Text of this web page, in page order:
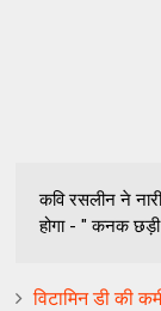
कवि रसलीन ने
होगा - " कनक छड़ी
विटामिन डी की